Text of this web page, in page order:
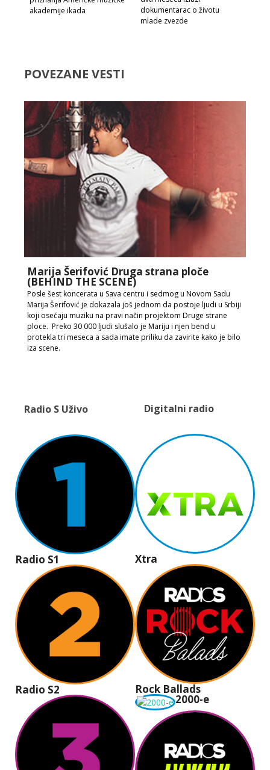
akademije ikada
dokumentarac o životu
mlade zvezde
POVEZANE VESTI
Marija Šerifović Druga strana ploče
(BEHIND THE SCENE)
Posle šest koncerata u Sava centru i sedmog u Novom Sadu
Marija Šerifović je dokazala još jednom da postoje ljudi u Srbiji
koji osećaju muziku na pravi način projektom Druge strane
ploce. Preko 30 000 ljudi slušalo je Mariju i njen bend u
protekla tri meseca a sada imate priliku da zavirite kako je bilo
iza scene.
Radio S Uživo
Radio S1
Radio S2
Digitalni radio
Xtra
Rock Ballads
2000-e